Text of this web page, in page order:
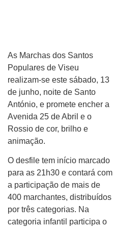
As Marchas dos Santos
Populares de Viseu
realizam-se este sábado, 13
de junho, noite de Santo
António, e promete encher a
Avenida 25 de Abril e o
Rossio de cor, brilho e
animação.
O desfile tem início marcado
para as 21h30 e contará com
a participação de mais de
400 marchantes, distribuídos
por três categorias. Na
categoria infantil participa o